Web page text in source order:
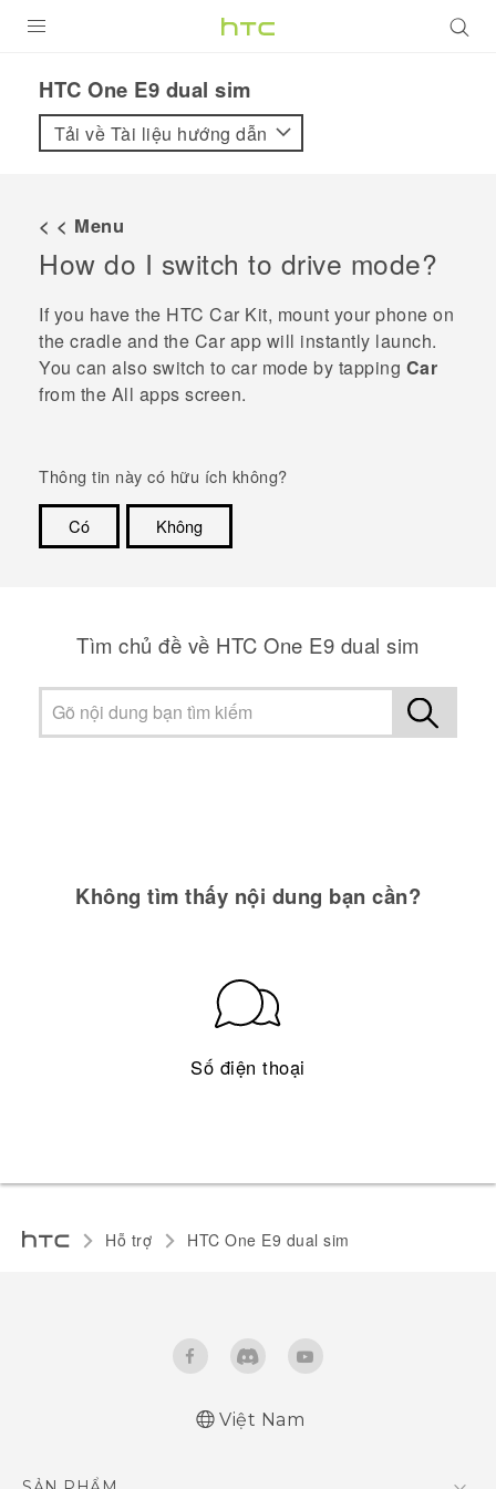
VIVE
VIVERSE
ỨNG DỤNG
HỖ TRỢ
HTC One E9 dual sim‎
Tải về Tài liệu hướng dẫn
< < Menu
How do I switch to drive mode?
If you have the HTC Car Kit, mount your phone on
the cradle and the Car app will instantly launch.
You can also switch to car mode by tapping Car
from the All apps screen.
Thông tin này có hữu ích không?
Có
Không
Tìm chủ đề về HTC One E9 dual sim
Không tìm thấy nội dung bạn cần?
Số điện thoại
Hỗ trợ HTC One E9 dual sim‎
Việt Nam